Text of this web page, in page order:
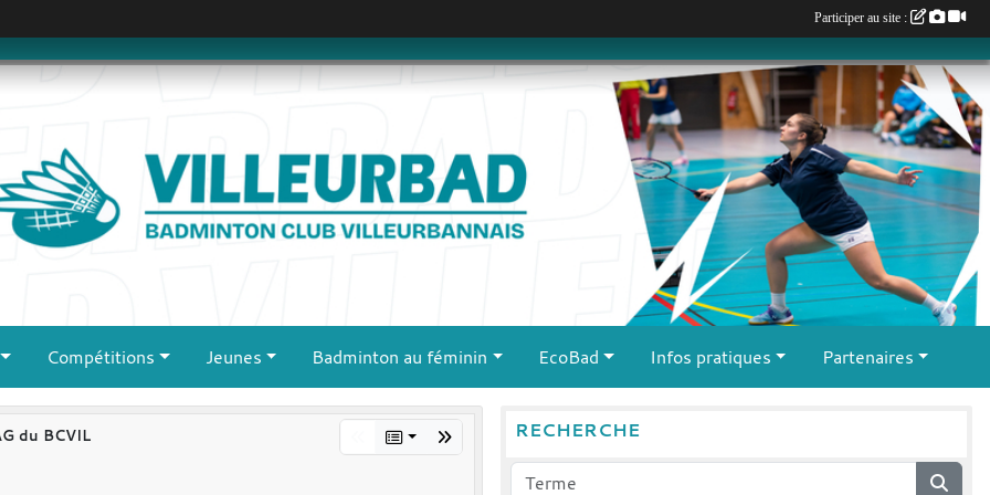
Compétitions Jeunes Badminton au féminin EcoBad Infos pratiques Partenaires
du BCVIL RECHERCHE
Participer au site :